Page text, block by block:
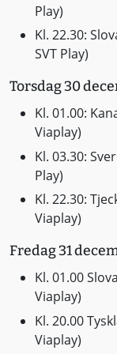
Play)
Kl. 22.30:
SVT Play)
Torsdag 30
Kl. 01.00:
Viaplay)
Kl. 03.30:
Play)
Kl. 22.30:
Viaplay)
Fredag 31
Kl. 01.00
Viaplay)
Kl. 20.00
Viaplay)